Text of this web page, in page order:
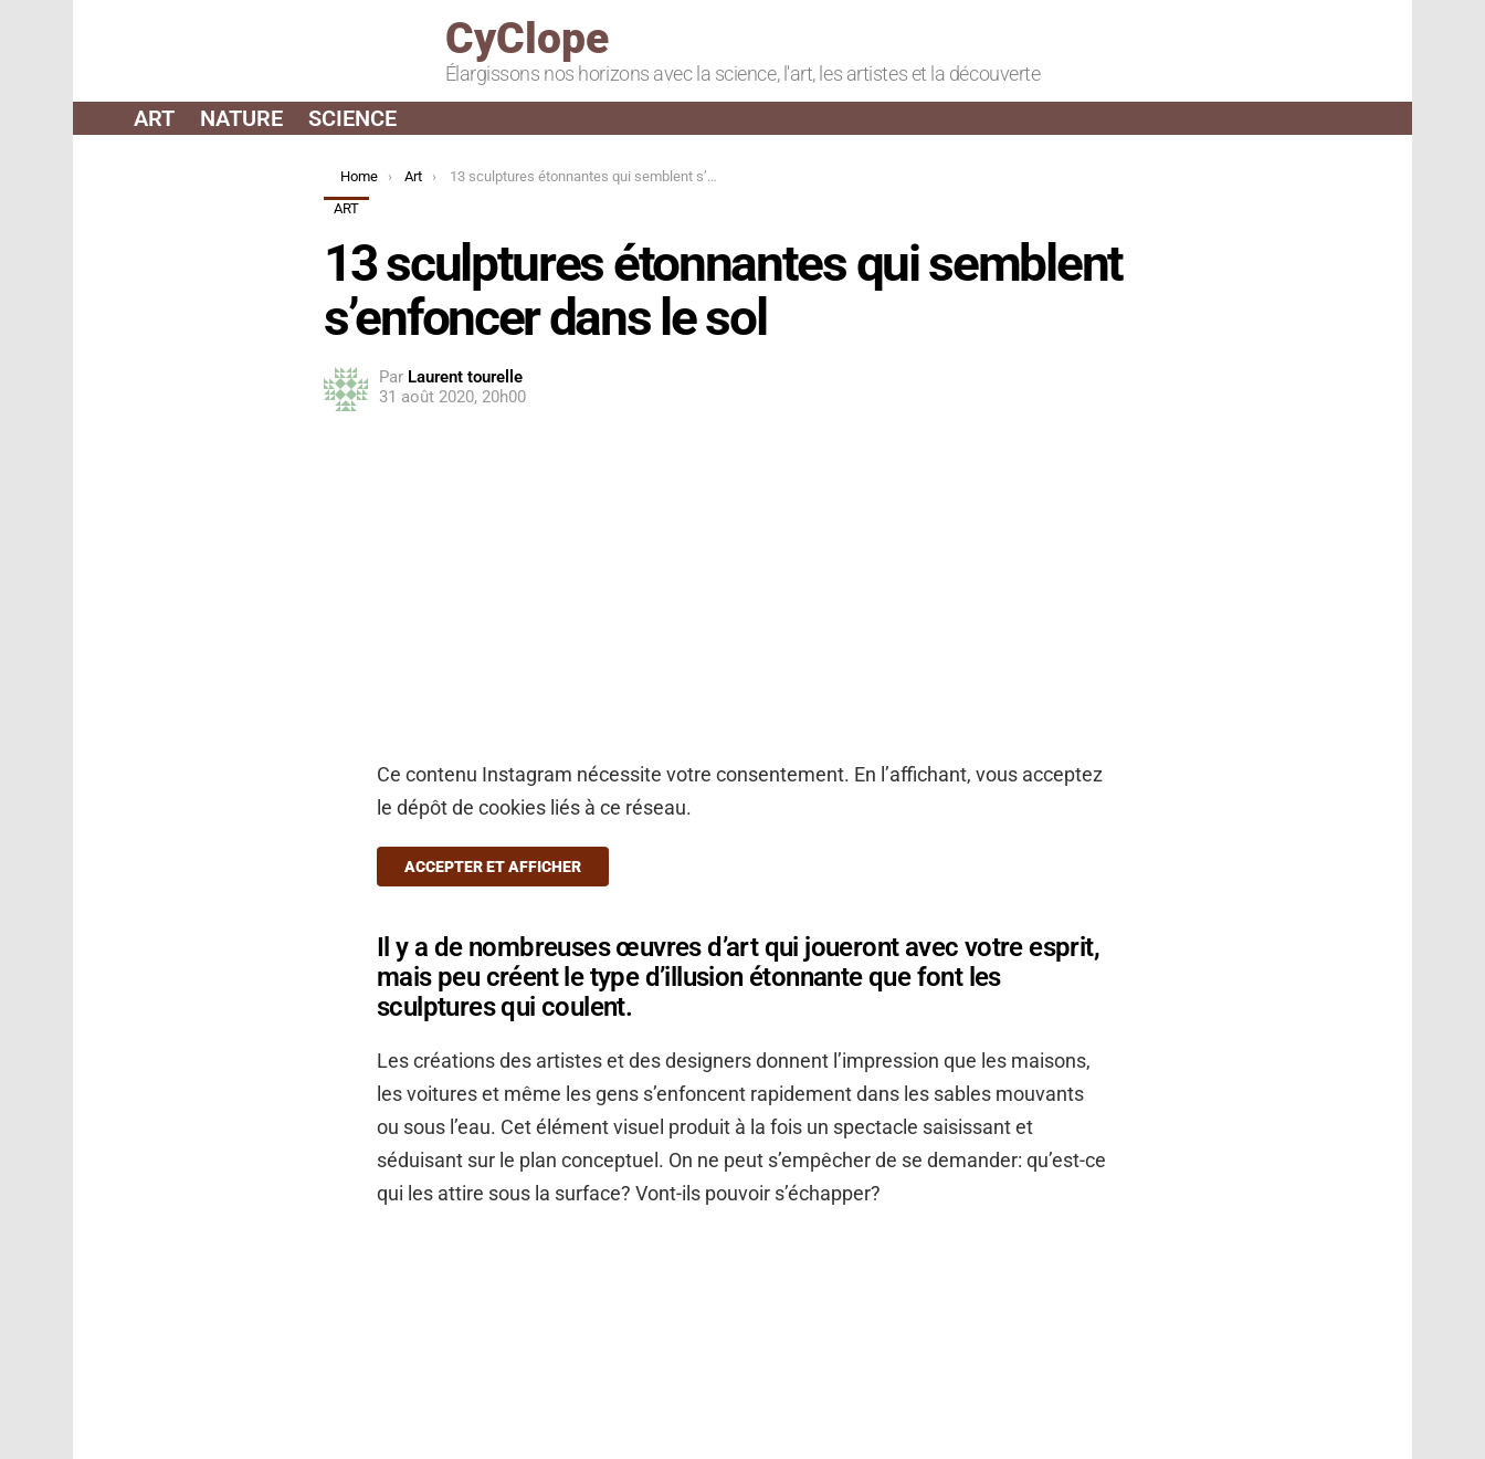
CyClope
Élargissons nos horizons avec la science, l'art, les artistes et la découverte
ART NATURE SCIENCE
You are here:
Home Art
13 sculptures étonnantes qui semblent s’enfoncer dans le sol
ART
13 sculptures étonnantes qui semblent
s’enfoncer dans le sol
Par Laurent tourelle
31 août 2020, 20h00
Ce contenu Instagram nécessite votre consentement. En l’affichant, vous acceptez
le dépôt de cookies liés à ce réseau.
ACCEPTER ET AFFICHER
Il y a de nombreuses œuvres d’art qui joueront avec votre esprit,
mais peu créent le type d’illusion étonnante que font les
sculptures qui coulent.
Les créations des artistes et des designers donnent l’impression que les maisons,
les voitures et même les gens s’enfoncent rapidement dans les sables mouvants
ou sous l’eau. Cet élément visuel produit à la fois un spectacle saisissant et
séduisant sur le plan conceptuel. On ne peut s’empêcher de se demander: qu’est-ce
qui les attire sous la surface? Vont-ils pouvoir s’échapper?